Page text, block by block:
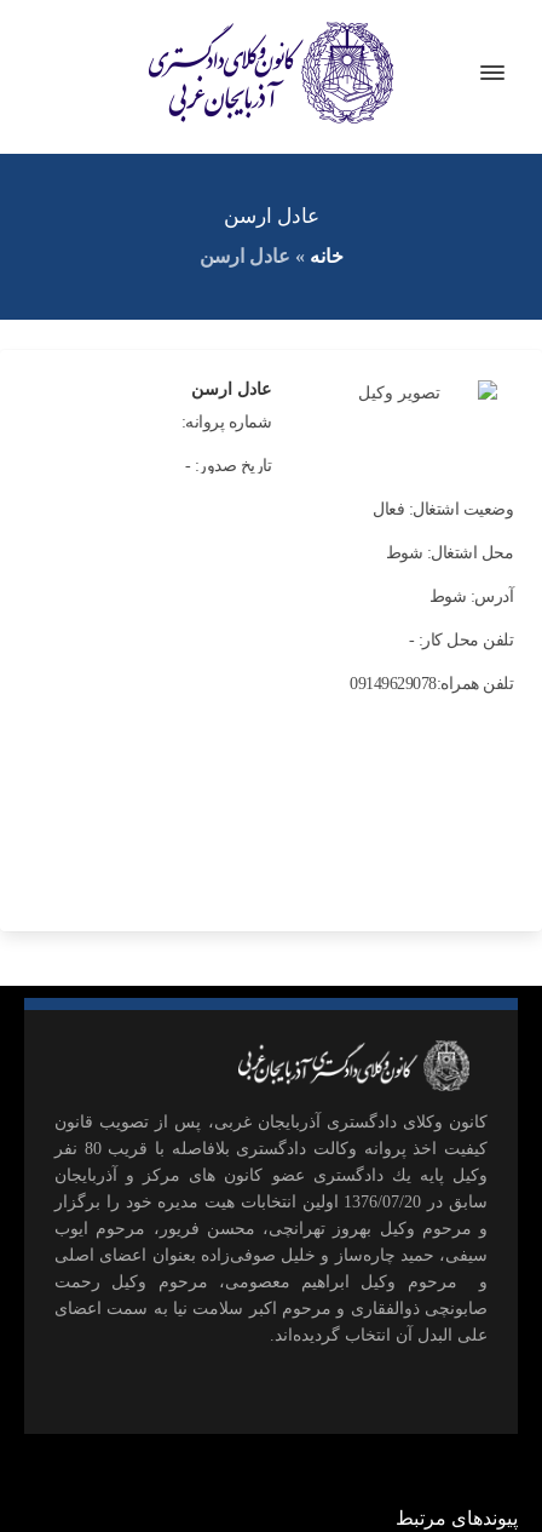
عادل ارسن
خانه » عادل ارسن
عادل ارسن
شماره پروانه:
تاریخ صدور: -
وضعیت اشتغال: فعال
محل اشتغال: شوط
آدرس: شوط
تلفن محل کار: -
تلفن همراه:09149629078
كانون وكلای دادگستری آذربايجان غربی، پس از تصويب قانون
كيفيت اخذ پروانه وكالت دادگستری بلافاصله با قريب 80 نفر
وكيل پايه يك دادگستری عضو كانون های مركز و آذربايجان
سابق در 1376/07/20 اولين انتخابات هيت مديره خود را برگزار
و مرحوم وکیل بهروز تهرانچی، محسن فريور، مرحوم ايوب
سيفی، حميد چاره‌ساز و خليل صوفی‌زاده بعنوان اعضای اصلی
و مرحوم وکیل ابراهيم معصومی، مرحوم وکیل رحمت
صابونچی ذوالفقاری و مرحوم اكبر سلامت نيا به سمت اعضای
علی البدل آن انتخاب گرديده‌اند.
پیوندهای مرتبط